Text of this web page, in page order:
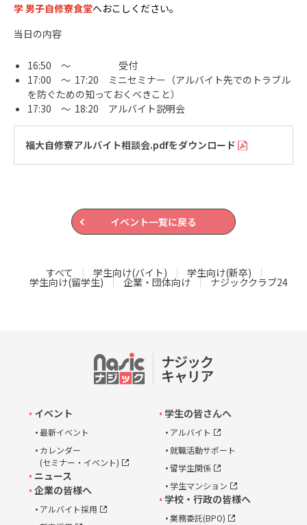
すべて 学生向け(バイト) 学生向け(新卒)
学生向け(留学生) 企業・団体向け ナジッククラブ24
学 男子自修寮食堂へおこしください。
当日の内容
16:50 ～ 受付
17:00 ～ 17:20 ミニセミナー（アルバイト先でのトラブル
を防ぐための知っておくべきこと）
17:30 ～ 18:20 アルバイト説明会
福大自修寮アルバイト相談会.pdfをダウンロード
イベント一覧に戻る
ナジック
キャリア
イベント
最新イベント
カレンダー
(セミナー・イベント)
ニュース
企業の皆様へ
アルバイト採用
学生の皆さんへ
アルバイト
就職活動サポート
留学生関係
学生マンション
学校・行政の皆様へ
業務委託(BPO)